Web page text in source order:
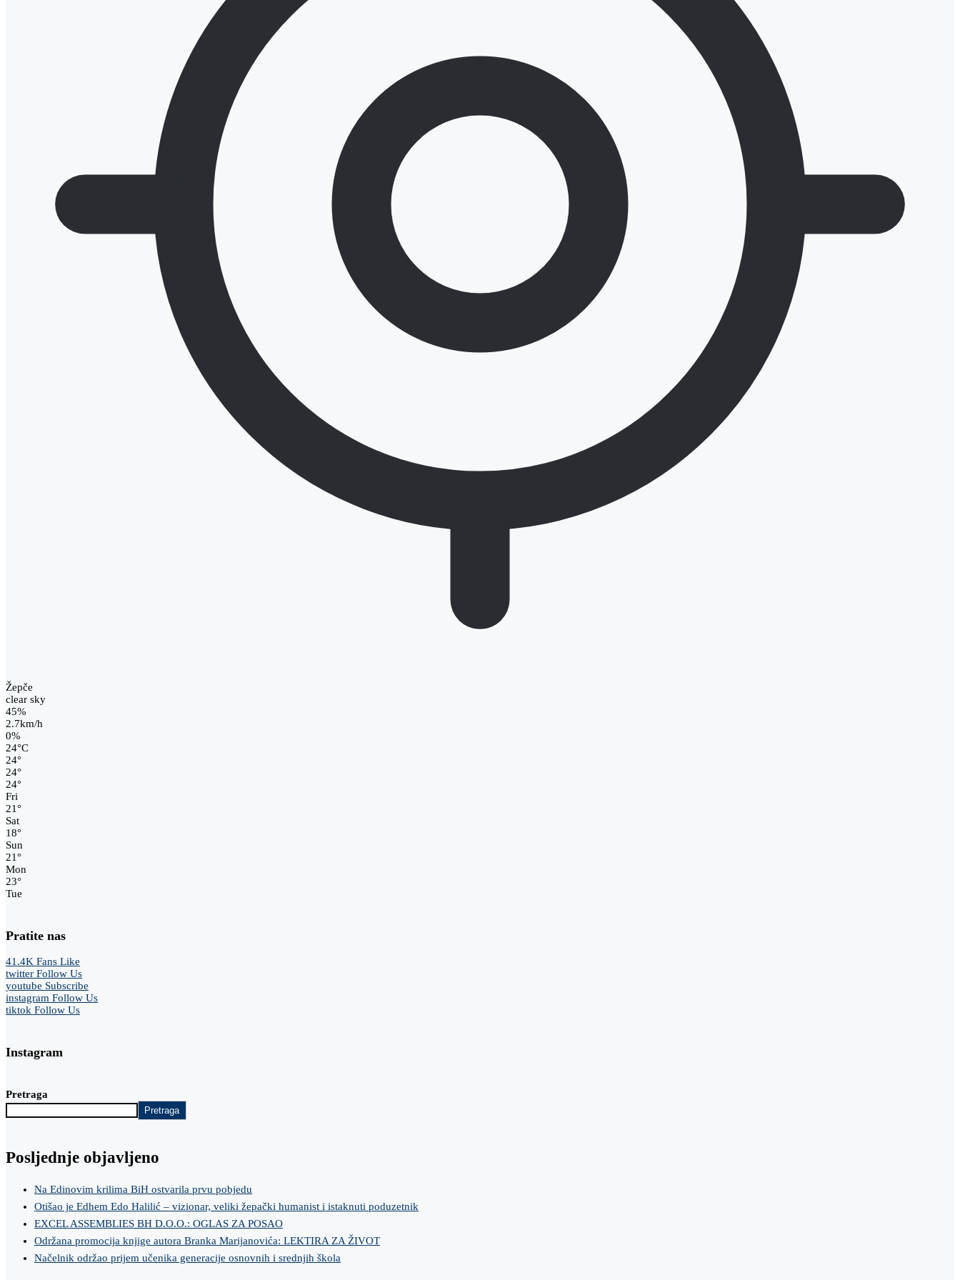
Žepče
clear sky
45%
2.7km/h
0%
24°C
24°
24°
24°
Fri
21°
Sat
18°
Sun
21°
Mon
23°
Tue
Pratite nas
41.4K Fans Like
twitter Follow Us
youtube Subscribe
instagram Follow Us
tiktok Follow Us
Instagram
Pretraga
Pretraga
Posljednje objavljeno
Na Edinovim krilima BiH ostvarila prvu pobjedu
Otišao je Edhem Edo Halilić – vizionar, veliki žepački humanist i istaknuti poduzetnik
EXCEL ASSEMBLIES BH D.O.O.: OGLAS ZA POSAO
Održana promocija knjige autora Branka Marijanovića: LEKTIRA ZA ŽIVOT
Načelnik održao prijem učenika generacije osnovnih i srednjih škola